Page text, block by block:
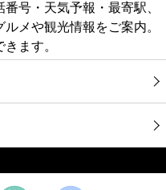
号・天気予報・最寄駅、
メや観光情報をご案内。
ます。